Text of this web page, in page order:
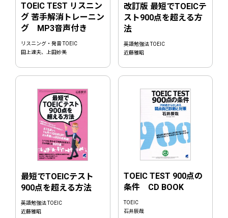
TOEIC TEST リスニン
グ 苦手解消トレーニン
グ MP3音声付き
リスニング・発音 TOEIC
田上達夫、上田妙美
改訂版 最短でTOEICテ
スト900点を超える方
法
英語勉強法 TOEIC
近藤雅昭
最短でTOEICテスト
900点を超える方法
英語勉強法 TOEIC
近藤雅昭
TOEIC TEST 900点の
条件 CD BOOK
TOEIC
石井辰哉